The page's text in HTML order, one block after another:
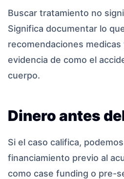
Buscar tratamiento no
Significa documentar lo
recomendaciones
evidencia de como el
cuerpo.
Dinero antes
Si el caso califica,
financiamiento previo al
como case funding o pre-